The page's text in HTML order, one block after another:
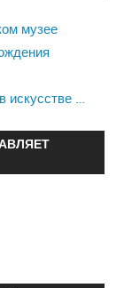
музее
искусстве …